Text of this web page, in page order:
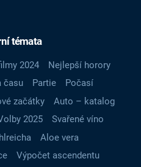
témata
2024
Nejlepší horory
času Partie
Počasí
začátky
Auto – katalog
2025
Svařené víno
Aloe vera
Výpočet ascendentu